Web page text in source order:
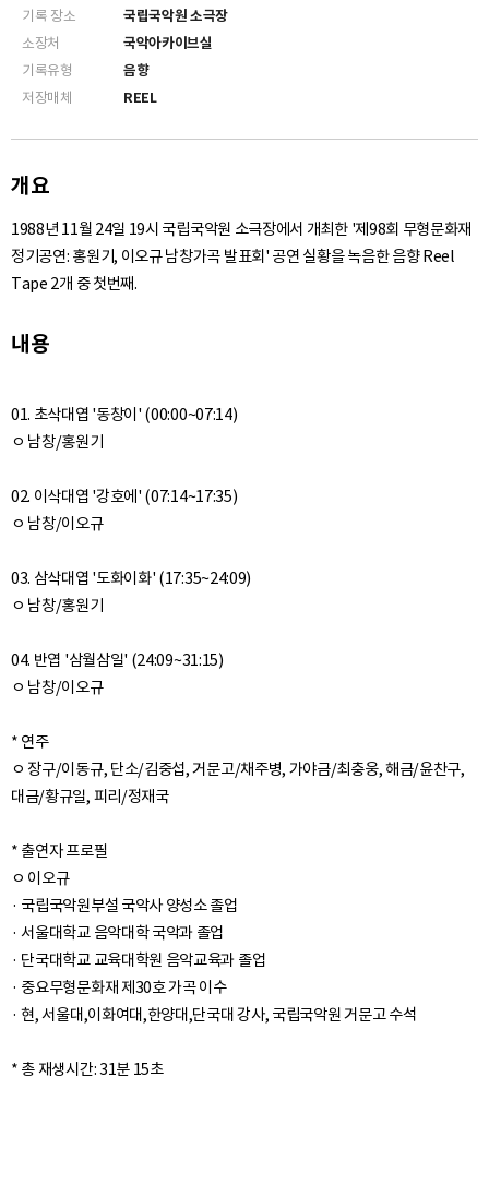
기록 장소
국립국악원 소극장
소장처
국악아카이브실
기록유형
음향
저장매체
REEL
개요
1988년 11월 24일 19시 국립국악원 소극장에서 개최한 '제98회 무형문화재
정기공연: 홍원기, 이오규 남창가곡 발표회' 공연 실황을 녹음한 음향 Reel
Tape 2개 중 첫번째.
내용
01. 초삭대엽 '동창이' (00:00~07:14)
ㅇ 남창/홍원기
02. 이삭대엽 '강호에' (07:14~17:35)
ㅇ 남창/이오규
03. 삼삭대엽 '도화이화' (17:35~24:09)
ㅇ 남창/홍원기
04. 반엽 '삼월삼일' (24:09~31:15)
ㅇ 남창/이오규
* 연주
ㅇ 장구/이동규, 단소/김중섭, 거문고/채주병, 가야금/최충웅, 해금/윤찬구,
대금/황규일, 피리/정재국
* 출연자 프로필
ㅇ 이오규
· 국립국악원부설 국악사 양성소 졸업
· 서울대학교 음악대학 국악과 졸업
· 단국대학교 교육대학원 음악교육과 졸업
· 중요무형문화재 제30호 가곡 이수
· 현, 서울대,이화여대,한양대,단국대 강사, 국립국악원 거문고 수석
* 총 재생시간: 31분 15초